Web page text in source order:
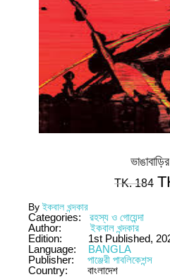
TK.184
Byইকবাল খন্দকার
Categories:
রহস্য ও গোয়েন্দা
Author:
ইকবাল খন্দকার
Edition:
1st Published,
Language:
BANGLA
Publisher:
পাঞ্জেরী পাবলিকেশন্স
Country:
বাংলাদেশ